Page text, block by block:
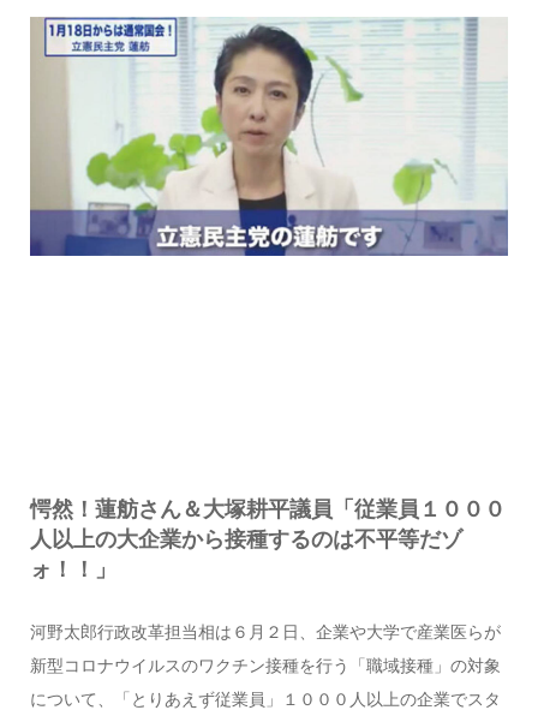
愕然！蓮舫さん＆大塚耕平議員「従業員１０００
人以上の大企業から接種するのは不平等だゾ
ォ！！」
河野太郎行政改革担当相は６月２日、企業や大学で産業医らが
新型コロナウイルスのワクチン接種を行う「職域接種」の対象
について、「とりあえず従業員」１０００人以上の企業でスタ